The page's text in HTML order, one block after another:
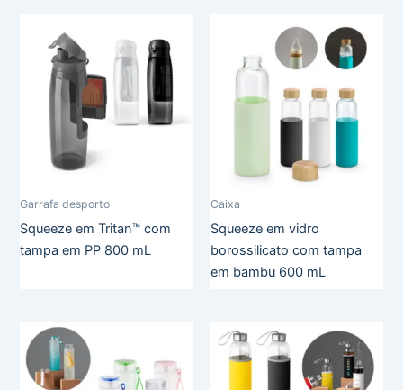
Garrafa desporto
Squeeze em Tritan™ com
tampa em PP 800 mL
Caixa
Squeeze em vidro
borossilicato com tampa
em bambu 600 mL